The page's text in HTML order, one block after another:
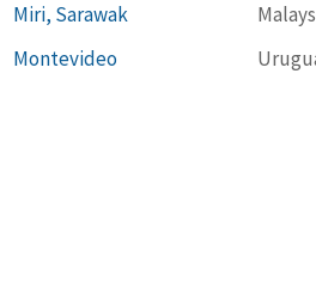
Miri, Sarawak
Montevideo